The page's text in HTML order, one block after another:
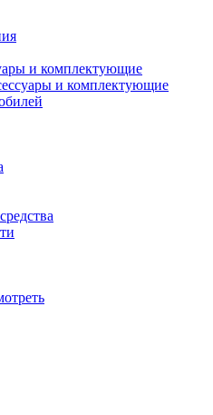
и комплектующие
и комплектующие